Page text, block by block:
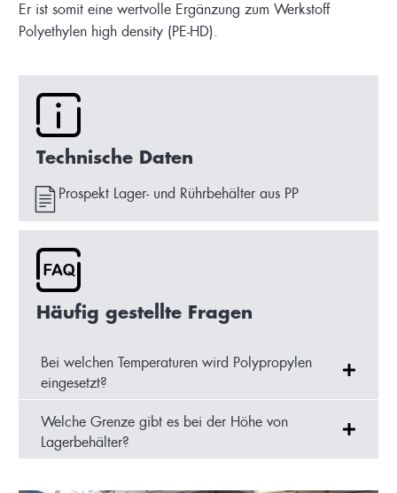
Er ist somit eine wertvolle Ergänzung zum Werkstoff
Polyethylen high density (PE-HD).
Technische Daten
Prospekt Lager- und Rührbehälter aus PP
Häufig gestellte Fragen
Bei welchen Temperaturen wird Polypropylen
eingesetzt?
Welche Grenze gibt es bei der Höhe von
Lagerbehälter?​